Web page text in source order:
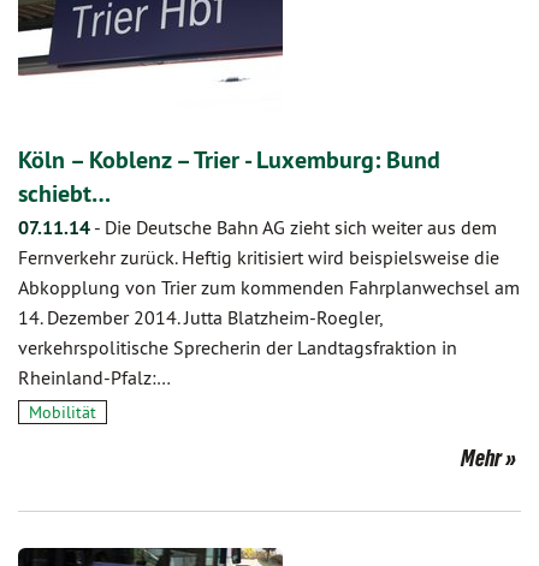
Köln – Koblenz – Trier - Luxemburg: Bund
schiebt…
07.11.14 - Die Deutsche Bahn AG zieht sich weiter aus dem
Fernverkehr zurück. Heftig kritisiert wird beispielsweise die
Abkopplung von Trier zum kommenden Fahrplanwechsel am
14. Dezember 2014. Jutta Blatzheim-Roegler,
verkehrspolitische Sprecherin der Landtagsfraktion in
Rheinland-Pfalz:…
Mobilität
Mehr